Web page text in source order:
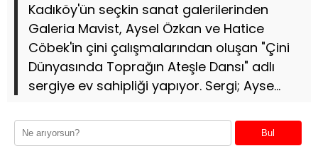
Kadıköy'ün seçkin sanat galerilerinden
Galeria Mavist, Aysel Özkan ve Hatice
Cöbek'in çini çalışmalarından oluşan "Çini
Dünyasında Toprağın Ateşle Dansı" adlı
sergiye ev sahipliği yapıyor. Sergi; Ayse...
Bul